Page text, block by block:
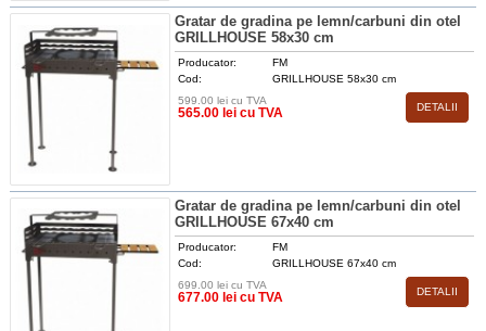
Gratar de gradina pe lemn/carbuni din otel
GRILLHOUSE 58x30 cm
Producator:
FM
Cod:
GRILLHOUSE 58x30 cm
599.00 lei cu TVA
565.00 lei cu TVA DETALII
Gratar de gradina pe lemn/carbuni din otel
GRILLHOUSE 67x40 cm
Producator:
FM
Cod:
GRILLHOUSE 67x40 cm
699.00 lei cu TVA
677.00 lei cu TVA DETALII